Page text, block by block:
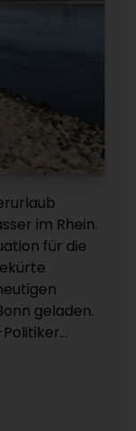
im Rhein.
für die
geladen.